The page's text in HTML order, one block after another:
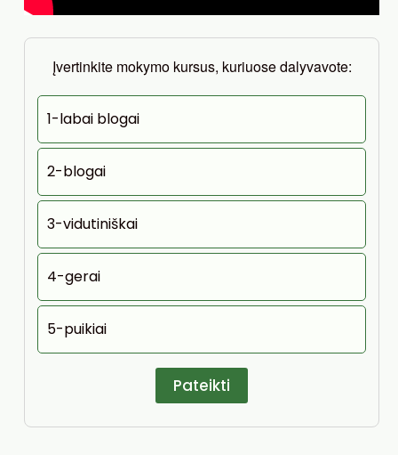
Įvertinkite mokymo kursus, kuriuose dalyvavote:
1-labai blogai
2-blogai
3-vidutiniškai
4-gerai
5-puikiai